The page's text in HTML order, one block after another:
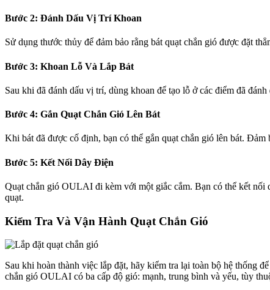
Bước 2: Đánh Dấu Vị Trí Khoan
Sử dụng thước thủy để đảm bảo rằng bát quạt chắn gió được đặt
Bước 3: Khoan Lỗ Và Lắp Bát
Sau khi đã đánh dấu vị trí, dùng khoan để tạo lỗ ở các điểm đã
Bước 4: Gắn Quạt Chắn Gió Lên Bát
Khi bát đã được cố định, bạn có thể gắn quạt chắn gió lên bát.
Bước 5: Kết Nối Dây Điện
Quạt chắn gió OULAI đi kèm với một giắc cắm. Bạn có thể kết nối
quạt.
Kiểm Tra Và Vận Hành Quạt Chắn Gió
Sau khi hoàn thành việc lắp đặt, hãy kiểm tra lại toàn bộ hệ thống
chắn gió OULAI có ba cấp độ gió: mạnh, trung bình và yếu, tùy